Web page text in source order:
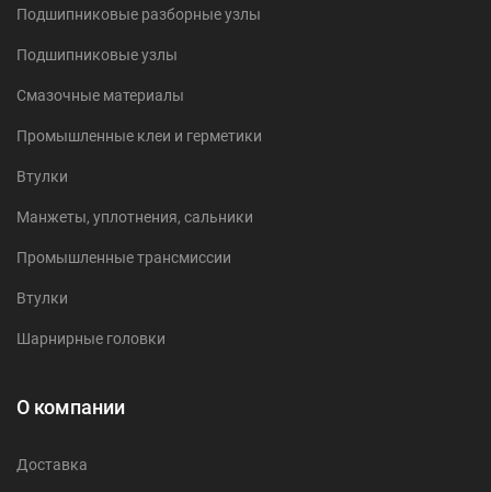
Подшипниковые разборные узлы
Подшипниковые узлы
Смазочные материалы
Промышленные клеи и герметики
Втулки
Манжеты, уплотнения, сальники
Промышленные трансмиссии
Втулки
Шарнирные головки
О компании
Доставка